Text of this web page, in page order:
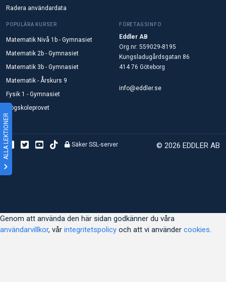
ALLA LEKTIONER
Radera användardata
POPULÄRA KURSER
Matematik Nivå 1b - Gymnasiet
Matematik 2b - Gymnasiet
Matematik 3b - Gymnasiet
Matematik - Årskurs 9
Fysik 1 - Gymnasiet
Högskoleprovet
FÖRETAGSINFO
Eddler AB
Org.nr: 559029-8195
Kungsladugårdsgatan 86
414 76 Göteborg
info@eddler.se
© 2026 EDDLER AB
Säker SSL-server
Genom att använda den här sidan godkänner du våra
användarvillkor, vår integritetspolicy och att vi använder cookies.